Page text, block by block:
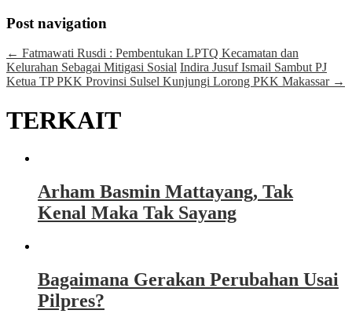
Post navigation
← Fatmawati Rusdi : Pembentukan LPTQ Kecamatan dan
Kelurahan Sebagai Mitigasi Sosial Indira Jusuf Ismail Sambut PJ
Ketua TP PKK Provinsi Sulsel Kunjungi Lorong PKK Makassar →
TERKAIT
Arham Basmin Mattayang, Tak
Kenal Maka Tak Sayang
Bagaimana Gerakan Perubahan Usai
Pilpres?